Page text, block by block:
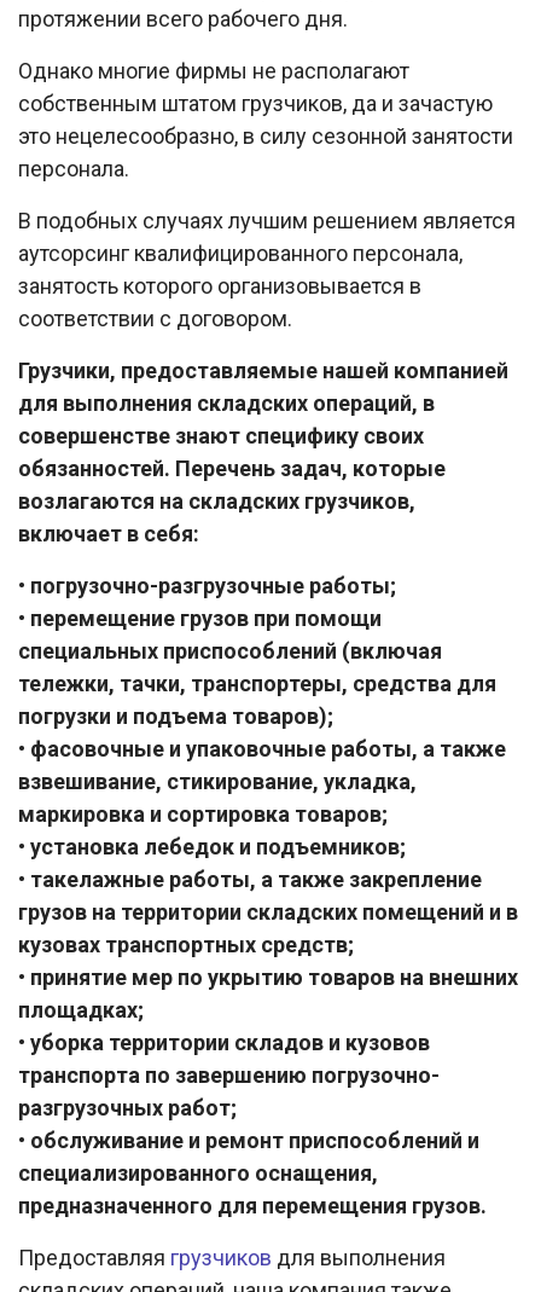
протяжении всего рабочего дня.
Однако многие фирмы не располагают
собственным штатом грузчиков, да и зачастую
это нецелесообразно, в силу сезонной занятости
персонала.
В подобных случаях лучшим решением является
аутсорсинг квалифицированного персонала,
занятость которого организовывается в
соответствии с договором.
Грузчики, предоставляемые нашей компанией
для выполнения складских операций, в
совершенстве знают специфику своих
обязанностей. Перечень задач, которые
возлагаются на складских грузчиков,
включает в себя:
• погрузочно-разгрузочные работы;
• перемещение грузов при помощи
специальных приспособлений (включая
тележки, тачки, транспортеры, средства для
погрузки и подъема товаров);
• фасовочные и упаковочные работы, а также
взвешивание, стикирование, укладка,
маркировка и сортировка товаров;
• установка лебедок и подъемников;
• такелажные работы, а также закрепление
грузов на территории складских помещений и в
кузовах транспортных средств;
• принятие мер по укрытию товаров на внешних
площадках;
• уборка территории складов и кузовов
транспорта по завершению погрузочно-
разгрузочных работ;
• обслуживание и ремонт приспособлений и
специализированного оснащения,
предназначенного для перемещения грузов.
Предоставляя грузчиков для выполнения